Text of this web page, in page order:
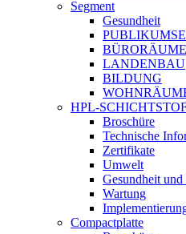
Segment
Gesundheit
BÜRORÄUME
LANDENBAU
BILDUNG
HPL-
Broschüre
Technische
Zertifikate
Umwelt
Gesundheit
Wartung
Compactplatte